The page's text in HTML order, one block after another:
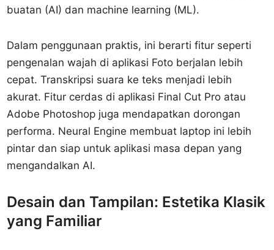
buatan (AI) dan machine learning (ML).
Dalam penggunaan praktis, ini berarti fitur seperti
pengenalan wajah di aplikasi Foto berjalan lebih
cepat. Transkripsi suara ke teks menjadi lebih
akurat. Fitur cerdas di aplikasi Final Cut Pro atau
Adobe Photoshop juga mendapatkan dorongan
performa. Neural Engine membuat laptop ini lebih
pintar dan siap untuk aplikasi masa depan yang
mengandalkan AI.
Desain dan Tampilan: Estetika Klasik
yang Familiar